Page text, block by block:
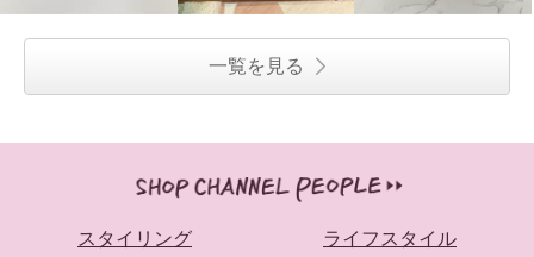
一覧を見る
スタイリング ライフスタイル